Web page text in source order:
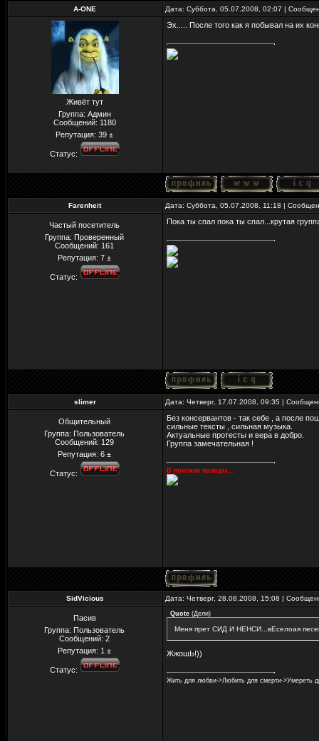
A-ONE Дата: Суббота, 05.07.2008, 02:07 |
Живёт тут
Группа: Админ
Сообщений: 1180
Репутация:39 ±
Статус:
Эх..... После того как я побывал на их
Farenheit Дата: Суббота, 05.07.2008, 11:18 |
Частый посетитель
Группа: Проверенный
Сообщений: 161
Репутация:7 ±
Статус:
Пока ты спал пока ты спал...крутая
slimer Дата: Четверг, 17.07.2008, 09:35 |
Общительный
Группа: Пользователь
Сообщений: 129
Репутация:6 ±
Статус:
Без консервантов - так себе , а после
сильные тексты , сильная музыка.
Актуальные протесты и вера в добро.
Группа замечательная !
В поисках правды...
SidVicious Дата: Четверг, 28.08.2008, 15:08 |
Пасив
Группа: Пользователь
Сообщений:2
Репутация: 1 ±
Статус:
Quote (Дели)
Меня прет СИД И НЕНСИ...вЕселоая
ЖжошЬ!))
Жить для любви->Любить для смерти->Умереть